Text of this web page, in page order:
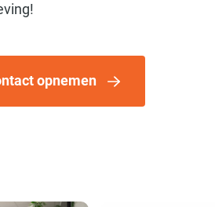
opnemen